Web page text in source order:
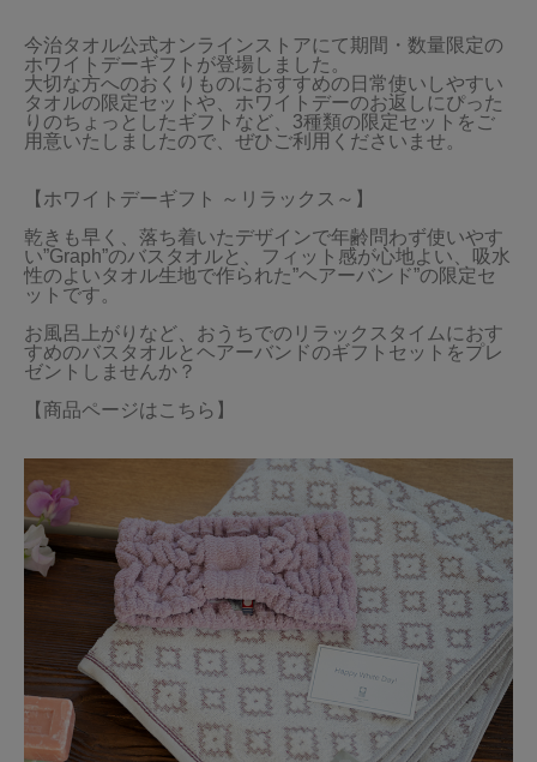
今治タオルについて
当サイトについて
会員サービス
店舗リスト
ヘルプ
規約
大量購入・法人向けの購入の方は
今治タオル公式オンラインストアにて期間・数量限定の
ホワイトデーギフトが登場しました。
大切な方へのおくりものにおすすめの日常使いしやすい
タオルの限定セットや、ホワイトデーのお返しにぴった
りのちょっとしたギフトなど、3種類の限定セットをご
用意いたしましたので、ぜひご利用くださいませ。
【ホワイトデーギフト ～リラックス～】
乾きも早く、落ち着いたデザインで年齢問わず使いやす
い”Graph”のバスタオルと、フィット感が心地よい、吸水
性のよいタオル生地で作られた”ヘアーバンド”の限定セ
ットです。
お風呂上がりなど、おうちでのリラックスタイムにおす
すめのバスタオルとヘアーバンドのギフトセットをプレ
ゼントしませんか？
【商品ページはこちら】